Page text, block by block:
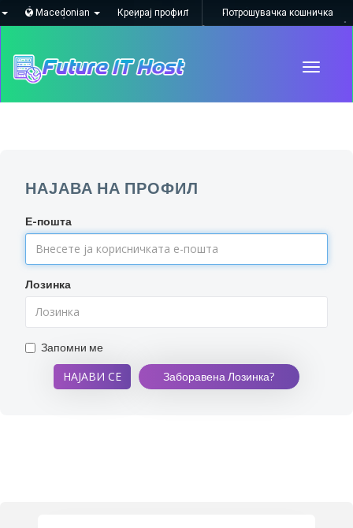
Macedonian Креирај профил Потрошувачка кошничка
Toggle
НАЈАВА НА ПРОФИЛ
Е-пошта
Лозинка
Запомни ме
Заборавена Лозинка?